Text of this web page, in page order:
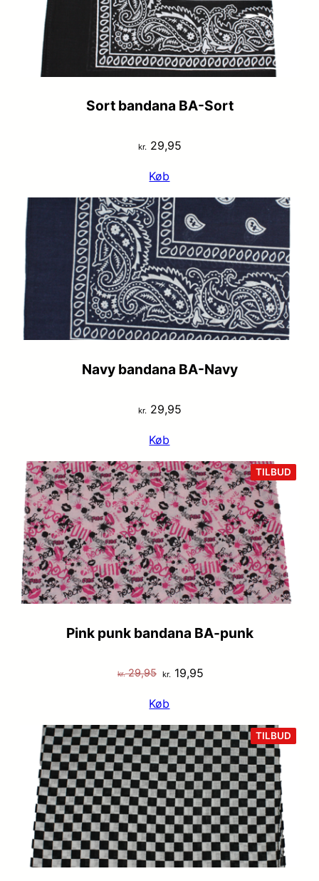
Sort bandana BA-Sort
kr.29,95
Køb
Navy bandana BA-Navy
kr.29,95
Køb
TILBUD
PÅ
Pink punk bandana BA-punk
kr.29,95 Den
pris
var:
kr. 29,95.
kr. 19,95
er:
kr. 19,95.
Køb
TILBUD
PÅ